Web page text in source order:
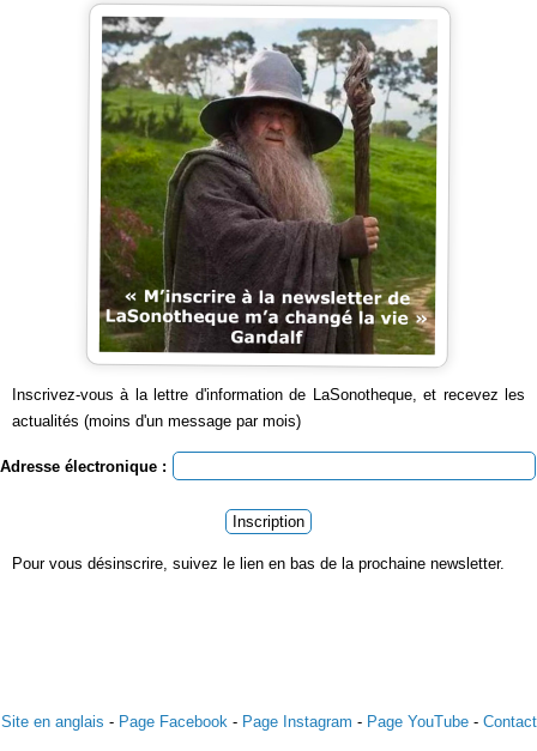
Inscrivez-vous à la lettre d'information de LaSonotheque, et recevez les
actualités (moins d'un message par mois)
Adresse électronique :
Inscription
Pour vous désinscrire, suivez le lien en bas de la prochaine newsletter.
Site en anglais - Page Facebook- Page Instagram - Page YouTube- Contact